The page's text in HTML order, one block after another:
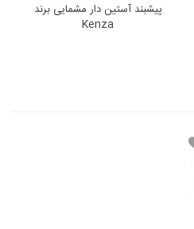
پیشبند آستین دار مشمایی برند
Kenza